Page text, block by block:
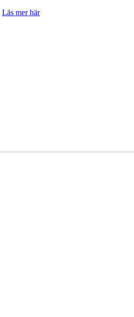
Läs mer här